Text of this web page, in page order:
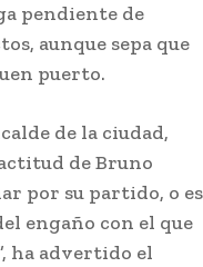
pendiente de
aunque sepa que
puerto.
de la ciudad,
de Bruno
por su partido, o es
engaño con el que
ha advertido el